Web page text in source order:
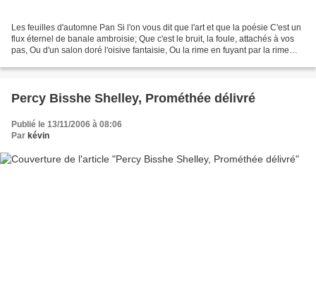
Les feuilles d'automne Pan Si l'on vous dit que l'art et que la poésie C'est un
flux éternel de banale ambroisie; Que c'est le bruit, la foule, attachés à vos
pas, Ou d'un salon doré l'oisive fantaisie, Ou la rime en fuyant par la rime
Percy Bisshe Shelley, Prométhée délivré
Publié le 13/11/2006 à 08:06
Par kévin